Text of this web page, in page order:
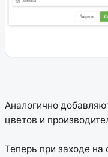
Аналогично
цветов и
Теперь при заходе на